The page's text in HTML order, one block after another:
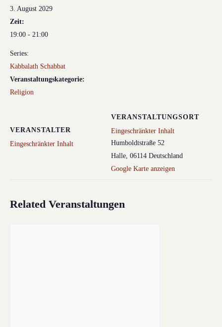
3. August 2029
Zeit:
19:00 - 21:00
Series:
Kabbalath Schabbat
Veranstaltungskategorie:
Religion
VERANSTALTER
Eingeschränkter Inhalt
VERANSTALTUNGSORT
Eingeschränkter Inhalt
Humboldtstraße 52
Halle 06114 Deutschland
Google Karte anzeigen
Related Veranstaltungen